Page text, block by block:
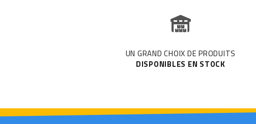
UN GRAND CHOIX DE PRODUITS
DISPONIBLES EN STOCK